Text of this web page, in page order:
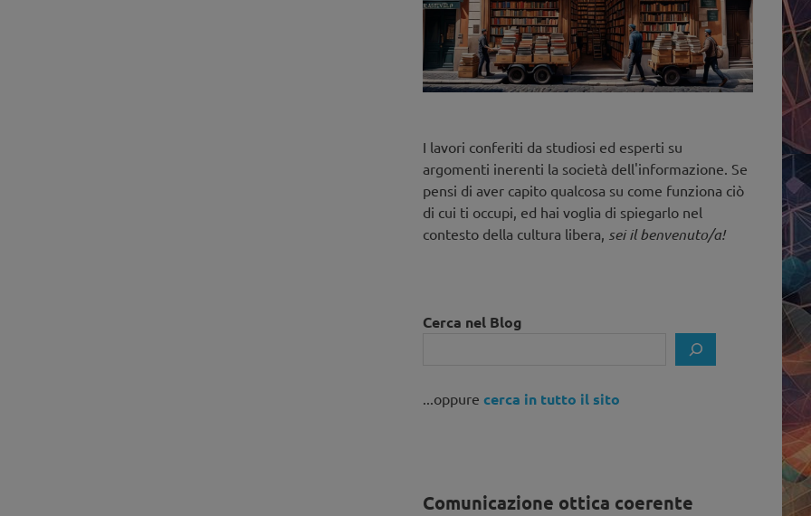
I lavori conferiti da studiosi ed esperti su
argomenti inerenti la società dell'informazione. Se
pensi di aver capito qualcosa su come funziona ciò
di cui ti occupi, ed hai voglia di spiegarlo nel
contesto della cultura libera, sei il benvenuto/a!
Cerca nel Blog
...oppurecerca in tutto il sito
Comunicazione ottica coerente